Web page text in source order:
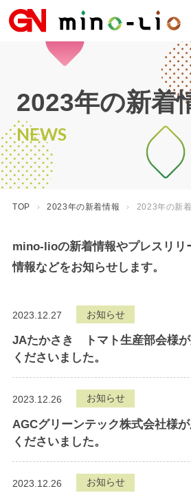
2023年の新着
NEWS
TOP 2023年の新着情報 2023年の新
mino-lioの新着情報やプレスリリ
情報などをお知らせします。
2023.12.27 お知らせ
JAたかさき トマト生産部会様が
くださいました。
2023.12.26 お知らせ
AGCグリーンテック株式会社様
くださいました。
2023.12.26 お知らせ